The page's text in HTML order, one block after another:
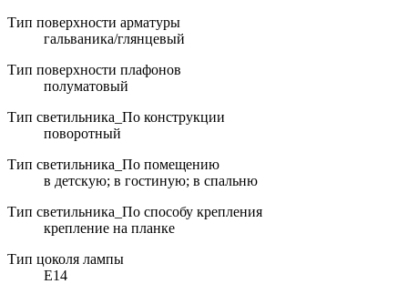
Тип поверхности арматуры
гальваника/глянцевый
Тип поверхности плафонов
полуматовый
Тип светильника_По конструкции
поворотный
Тип светильника_По помещению
в детскую; в гостиную; в спальню
Тип светильника_По способу крепления
крепление на планке
Тип цоколя лампы
E14